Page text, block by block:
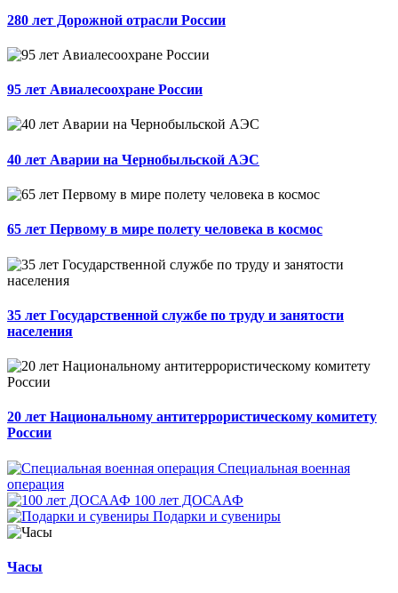
280 лет Дорожной отрасли России
95 лет Авиалесоохране России
40 лет Аварии на Чернобыльской АЭС
65 лет Первому в мире полету человека в космос
35 лет Государственной службе по труду и занятости
населения
20 лет Национальному антитеррористическому комитету
России
Специальная военная
операция
100 лет ДОСААФ
Подарки и сувениры
Часы